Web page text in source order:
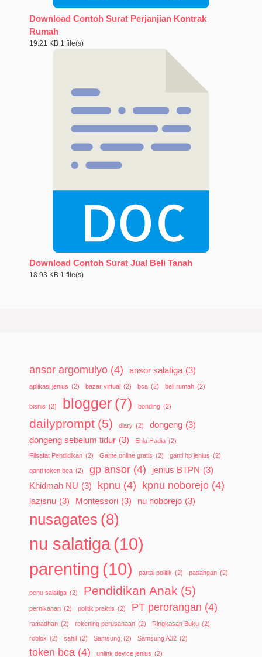
Download Contoh Surat Perjanjian Kontrak
Rumah
19.21 KB 1 file(s)
Download Contoh Surat Jual Beli Tanah
18.93 KB 1 file(s)
ansor argomulyo (4) ansor salatiga (3)
aplikasi jenius (2) bazar virtual (2) bca (2) beli rumah (2)
bisnis (2) blogger (7) bonding (2)
dailyprompt (5) diary (2) dongeng (3)
dongeng sebelum tidur (3) Ehla Hadia (2)
Filsafat Pendidikan (2) Game online gratis (2) ganti hp jenius (2)
ganti token bca (2) gp ansor (4) jenius BTPN (3)
Khidmah NU (3) kpnu (4) kpnu noborejo (4)
lazisnu (3) Montessori (3) nu noborejo (3)
nusagates (8)
nu salatiga(10)
parenting (10) partai politik (2) pasangan (2)
pcnu salatiga (2) Pendidikan Anak (5)
pernikahan (2) politik praktis (2) PT perorangan (4)
ramadhan (2) rekening perusahaan (2) Ringkasan Buku (2)
roblox (2) sahil (2) Samsung (2) Samsung A32 (2)
token bca (4) unlink device jenius (2)